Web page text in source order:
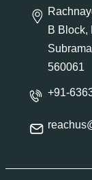
B Block,
560061
+91-